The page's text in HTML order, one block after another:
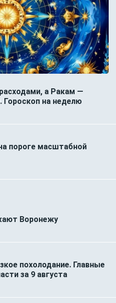
а Ракам —
Гороскоп на неделю
пороге масштабной
Воронежу
похолодание. Главные
за 9 августа